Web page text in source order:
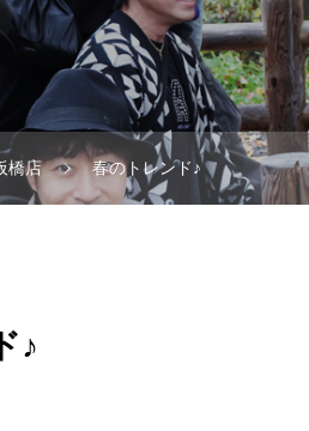
橋店 春のトレンド♪
♪